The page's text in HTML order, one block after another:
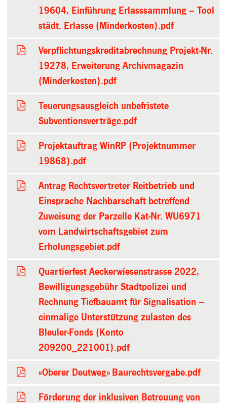
19604, Einführung Erlasssammlung – Tool
städt. Erlasse (Minderkosten).pdf
Verpflichtungskreditabrechnung Projekt-Nr.
19278, Erweiterung Archivmagazin
(Minderkosten).pdf
Teuerungsausgleich unbefristete
Subventionsverträge.pdf
Projektauftrag WinRP (Projektnummer
19868).pdf
Antrag Rechtsvertreter Reitbetrieb und
Einsprache Nachbarschaft betreffend
Zuweisung der Parzelle Kat-Nr. WU6971
vom Landwirtschaftsgebiet zum
Erholungsgebiet.pdf
Quartierfest Aeckerwiesenstrasse 2022,
Bewilligungsgebühr Stadtpolizei und
Rechnung Tiefbauamt für Signalisation –
einmalige Unterstützung zulasten des
Bleuler-Fonds (Konto
209200_221001).pdf
«Oberer Deutweg» Baurechtsvergabe.pdf
Förderung der inklusiven Betreuung von